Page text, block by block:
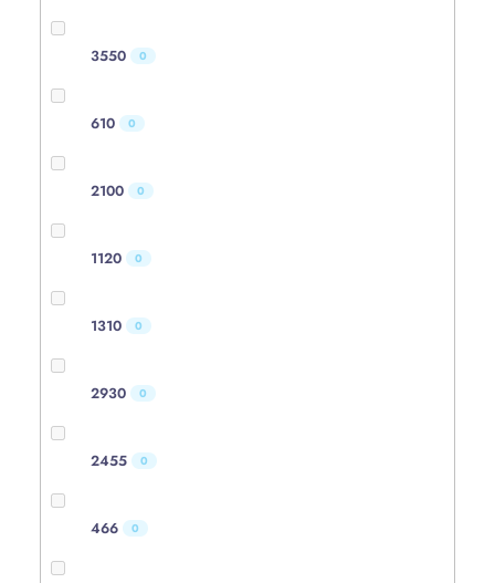
3550 0
610 0
2100 0
1120 0
1310 0
2930 0
2455 0
466 0